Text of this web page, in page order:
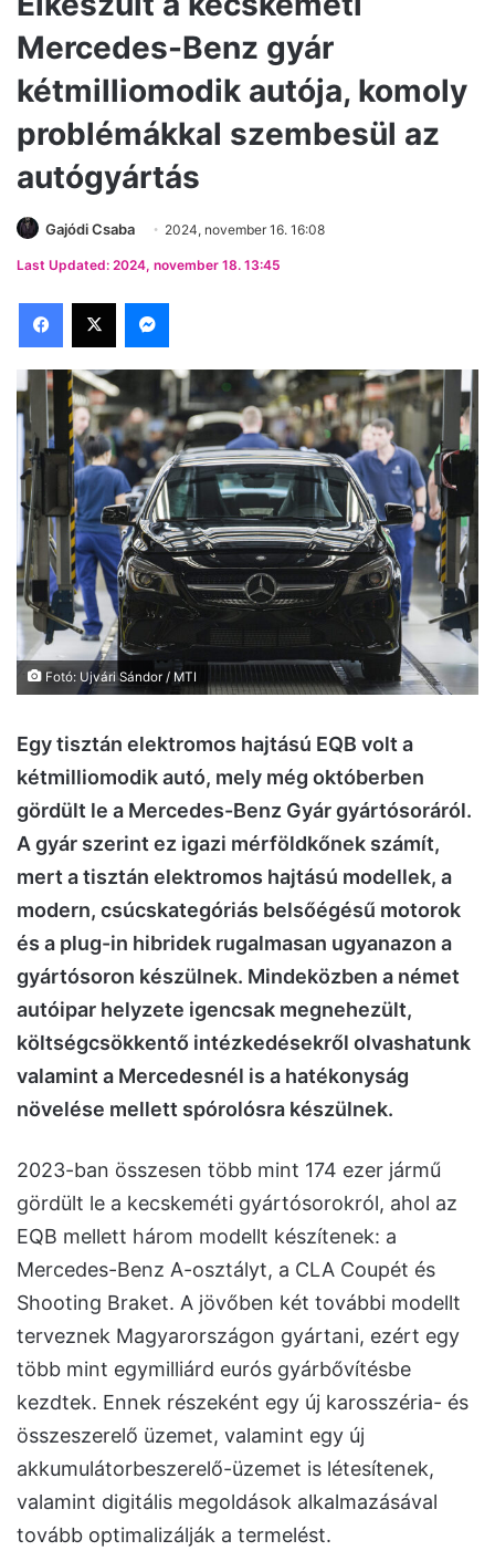
Mercedes-Benz gyár
kétmilliomodik autója, komoly
problémákkal szembesül az
autógyártás
Gajódi Csaba 2024, november 16. 16:08
Last Updated: 2024, november 18. 13:45
Facebook
X Messenger
Fotó: Ujvári Sándor / MTI
Egy tisztán elektromos hajtású EQB volt a
kétmilliomodik autó, mely még októberben
gördült le a Mercedes-Benz Gyár gyártósoráról.
A gyár szerint ez igazi mérföldkőnek számít,
mert a tisztán elektromos hajtású modellek, a
modern, csúcskategóriás belsőégésű motorok
és a plug-in hibridek rugalmasan ugyanazon a
gyártósoron készülnek. Mindeközben a német
autóipar helyzete igencsak megnehezült,
költségcsökkentő intézkedésekről olvashatunk
valamint a Mercedesnél is a hatékonyság
növelése mellett spórolósra készülnek.
2023-ban összesen több mint 174 ezer jármű
gördült le a kecskeméti gyártósorokról, ahol az
EQB mellett három modellt készítenek: a
Mercedes-Benz A-osztályt, a CLA Coupét és
Shooting Braket. A jövőben két további modellt
terveznek Magyarországon gyártani, ezért egy
több mint egymilliárd eurós gyárbővítésbe
kezdtek. Ennek részeként egy új karosszéria- és
összeszerelő üzemet, valamint egy új
akkumulátorbeszerelő-üzemet is létesítenek,
valamint digitális megoldások alkalmazásával
tovább optimalizálják a termelést.